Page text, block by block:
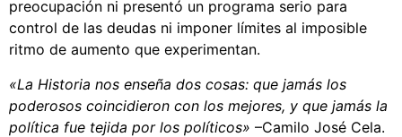
preocupación ni presentó un programa serio para
control de las deudas ni imponer límites al imposible
ritmo de aumento que experimentan.
«La Historia nos enseña dos cosas: que jamás los
poderosos coincidieron con los mejores, y que jamás la
política fue tejida por los políticos» –Camilo José Cela.